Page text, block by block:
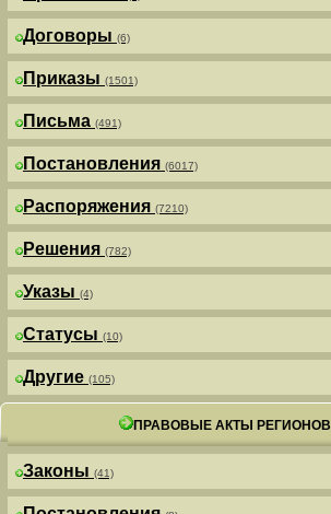
Договоры (6)
Приказы (1501)
Письма (491)
Постановления (6017)
Распоряжения (7210)
Решения (782)
Указы (4)
Статусы (10)
Другие (105)
ПРАВОВЫЕ АКТЫ РЕГИОНОВ
Законы (41)